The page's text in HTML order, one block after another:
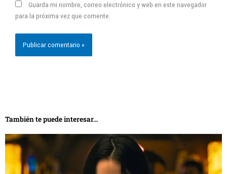
Guarda mi nombre, correo electrónico y web en este navegador
para la próxima vez que comente.
También te puede interesar...